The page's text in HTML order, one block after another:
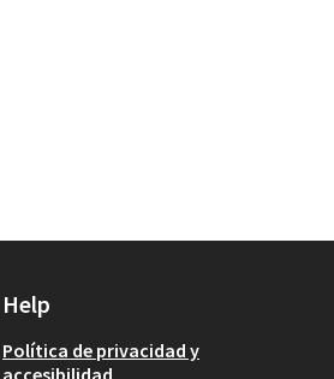
Help
Política de privacidad y
accesibilidad